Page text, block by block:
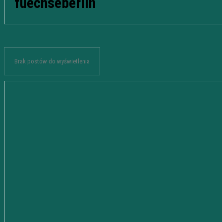
Brak postów do wyświetlenia